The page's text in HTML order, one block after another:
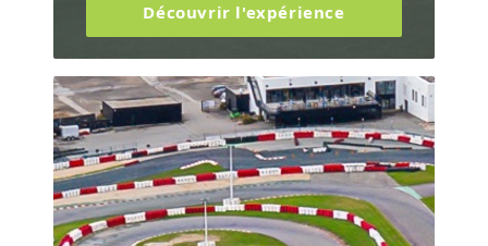
Découvrir l'expérience